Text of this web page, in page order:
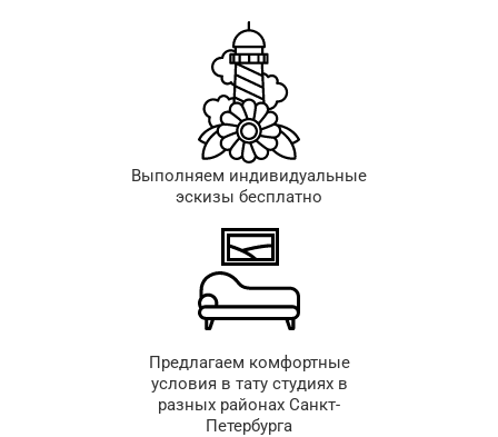
Выполняем индивидуальные
эскизы бесплатно
Предлагаем комфортные
условия в тату студиях в
разных районах Санкт-
Петербурга